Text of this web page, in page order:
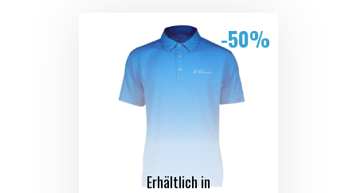
Erhältlich in
-50%